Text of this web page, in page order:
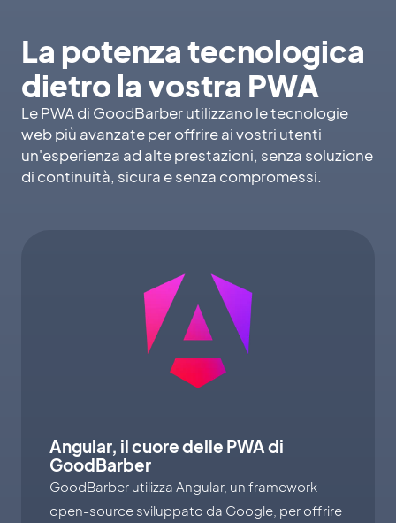
La potenza tecnologica
dietro la vostra PWA
Le PWA di GoodBarber utilizzano le tecnologie
web più avanzate per offrire ai vostri utenti
un'esperienza ad alte prestazioni, senza soluzione
di continuità, sicura e senza compromessi.
Angular, il cuore delle PWA di
GoodBarber
GoodBarber utilizza Angular, un framework
open-source sviluppato da Google, per offrire